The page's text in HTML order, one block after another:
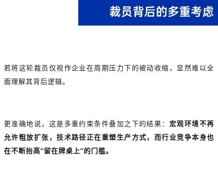
若将这轮裁员仅视作企业在周期压力下的被动收缩，显然难以全
面理解其背后逻辑。
更准确地说，这是多重约束条件叠加之下的结果： 宏观环境不再
允许粗放扩张，技术路径正在重塑生产方式，而行业竞争本身也
在不断抬高“留在牌桌上”的门槛。